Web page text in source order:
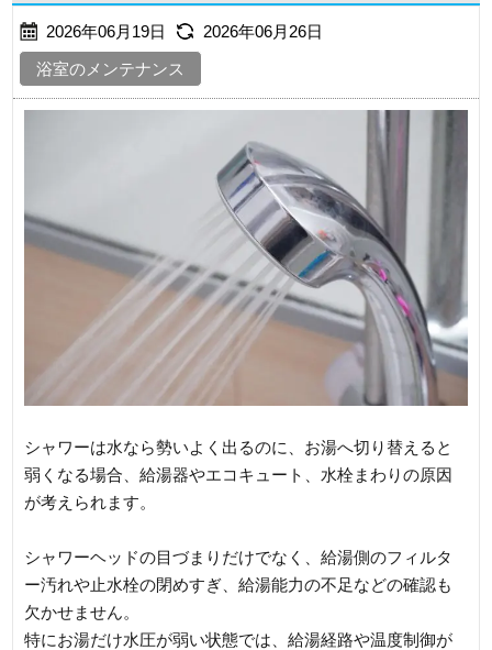
2026年06月19日
2026年06月26日
浴室のメンテナンス
シャワーは水なら勢いよく出るのに、お湯へ切り替えると
弱くなる場合、給湯器やエコキュート、水栓まわりの原因
が考えられます。
シャワーヘッドの目づまりだけでなく、給湯側のフィルタ
ー汚れや止水栓の閉めすぎ、給湯能力の不足などの確認も
欠かせません。
特にお湯だけ水圧が弱い状態では、給湯経路や温度制御が